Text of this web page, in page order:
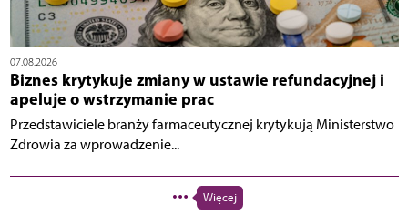
07.08.2026
Biznes krytykuje zmiany w ustawie refundacyjnej i
apeluje o wstrzymanie prac
Przedstawiciele branży farmaceutycznej krytykują Ministerstwo
Zdrowia za wprowadzenie...
Więcej